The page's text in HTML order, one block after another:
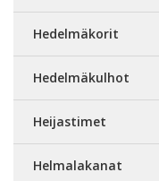
Hedelmäkorit
Hedelmäkulhot
Heijastimet
Helmalakanat